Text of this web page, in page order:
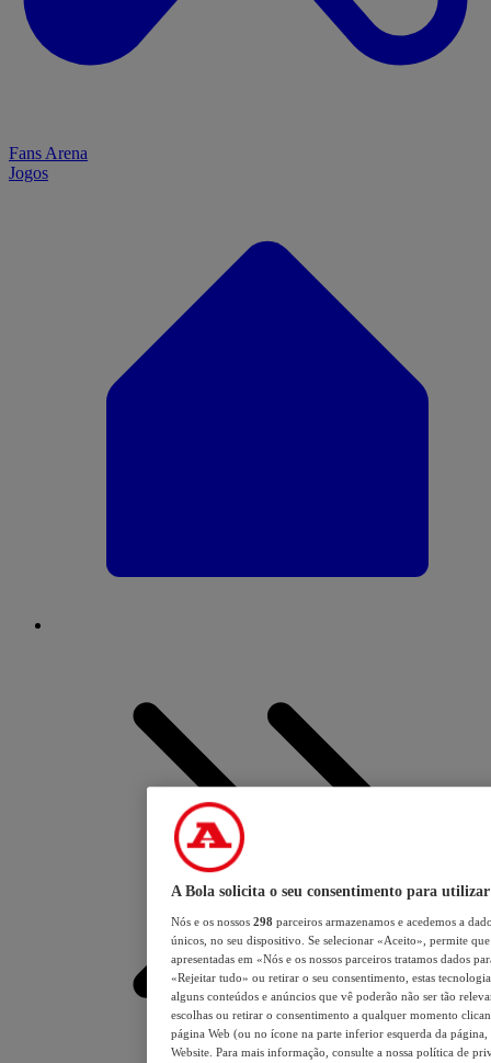
Fans Arena
Jogos
A Bola solicita o seu consentimento para utilizar
Nós e os nossos 298 parceiros armazenamos e acedemos a
únicos, no seu dispositivo. Se selecionar «Aceito», permite
apresentadas em «Nós e os nossos parceiros tratamos dados
«Rejeitar tudo» ou retirar o seu consentimento, estas
alguns conteúdos e anúncios que vê poderão não ser tão
escolhas ou retirar o consentimento a qualquer momento
página Web (ou no ícone na parte inferior esquerda da página,
Website. Para mais informação, consulte a nossa política de